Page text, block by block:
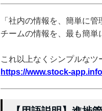
「社内の情報を、簡単に管
チームの情報を、最も簡単
これ以上なくシンプルなツ
https://www.stock-